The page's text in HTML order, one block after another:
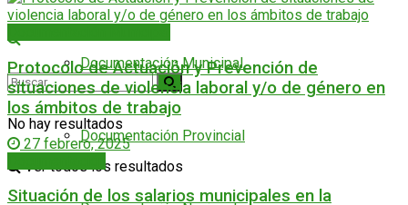
No hay resultados
Ver todos los resultados
Documentación Municipal
Documentación Provincial
Protocolo de Actuación y Prevención de
situaciones de violencia laboral y/o de género en
los ámbitos de trabajo
27 febrero, 2025
Situación de los salarios municipales en la